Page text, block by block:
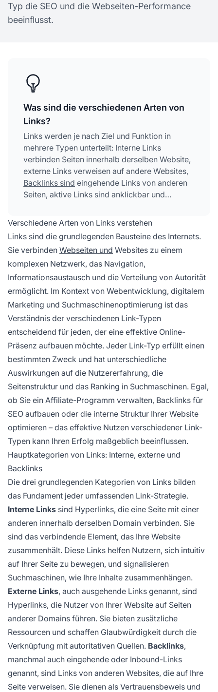
Typ die SEO und die Webseiten-Performance
beeinflusst.
Was sind die verschiedenen Arten von
Links?
Links werden je nach Ziel und Funktion in
mehrere Typen unterteilt: Interne Links
verbinden Seiten innerhalb derselben Website,
externe Links verweisen auf andere Websites,
Backlinks sind eingehende Links von anderen
Seiten, aktive Links sind anklickbar und
funktionsfähig. Jeder Typ erfüllt
unterschiedliche Zwecke in der Webnavigation,
SEO und Nutzererfahrung.
Verschiedene Arten von Links verstehen
Links sind die grundlegenden Bausteine des Internets.
Sie verbinden Webseiten und Websites zu einem
komplexen Netzwerk, das Navigation,
Informationsaustausch und die Verteilung von Autorität
ermöglicht. Im Kontext von Webentwicklung, digitalem
Marketing und Suchmaschinenoptimierung ist das
Verständnis der verschiedenen Link-Typen
entscheidend für jeden, der eine effektive Online-
Präsenz aufbauen möchte. Jeder Link-Typ erfüllt einen
bestimmten Zweck und hat unterschiedliche
Auswirkungen auf die Nutzererfahrung, die
Seitenstruktur und das Ranking in Suchmaschinen. Egal,
ob Sie ein Affiliate-Programm verwalten, Backlinks für
SEO aufbauen oder die interne Struktur Ihrer Website
optimieren – das effektive Nutzen verschiedener Link-
Typen kann Ihren Erfolg maßgeblich beeinflussen.
Hauptkategorien von Links: Interne, externe und
Backlinks
Die drei grundlegenden Kategorien von Links bilden
das Fundament jeder umfassenden Link-Strategie.
Interne Links sind Hyperlinks, die eine Seite mit einer
anderen innerhalb derselben Domain verbinden. Sie
sind das verbindende Element, das Ihre Website
zusammenhält. Diese Links helfen Nutzern, sich intuitiv
auf Ihrer Seite zu bewegen, und signalisieren
Suchmaschinen, wie Ihre Inhalte zusammenhängen.
Externe Links, auch ausgehende Links genannt, sind
Hyperlinks, die Nutzer von Ihrer Website auf Seiten
anderer Domains führen. Sie bieten zusätzliche
Ressourcen und schaffen Glaubwürdigkeit durch die
Verknüpfung mit autoritativen Quellen. Backlinks,
manchmal auch eingehende oder Inbound-Links
genannt, sind Links von anderen Websites, die auf Ihre
Seite verweisen. Sie dienen als Vertrauensbeweis und